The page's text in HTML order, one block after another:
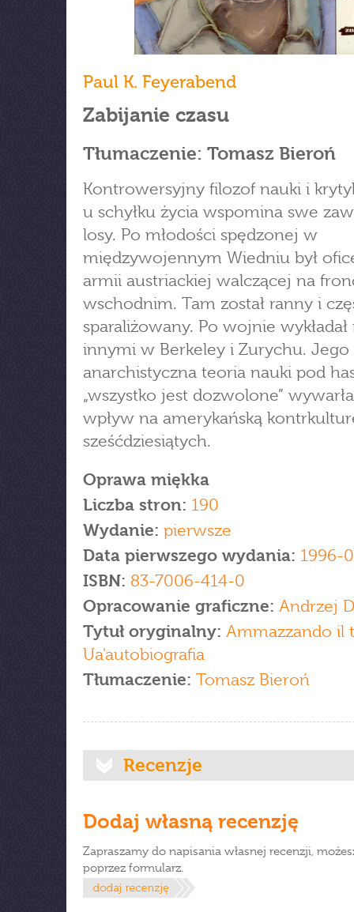
Paul K. Feyerabend
Zabijanie czasu
Tłumaczenie: Tomasz Bieroń
Kontrowersyjny filozof nauki i
u schyłku życia wspomina swe
losy. Po młodości spędzonej w
międzywojennym Wiedniu był
armii austriackiej walczącej na
wschodnim. Tam został ranny i
sparaliżowany. Po wojnie
innymi w Berkeley i Zurychu. Jego
anarchistyczna teoria nauki pod
„wszystko jest dozwolone”
wpływ na amerykańską
sześćdziesiątych.
Oprawa miękka
Liczba stron: 190
Wydanie: pierwsze
Data pierwszego wydania: 1996-
ISBN: 83-7006-414-0
Opracowanie graficzne: Andrzej
Tytuł oryginalny: Ammazzando il
Ua'autobiografia
Tłumaczenie: Tomasz Bieroń
Recenzje
Dodaj własną recenzję
Zapraszamy do napisania własnej recenzji,
poprzez formularz.